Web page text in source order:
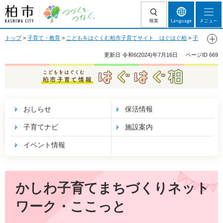
柏市 つづくを、
つなぐ。
検索 Language メニュー
トップ> 子育て・教育 > こどもをはぐくむ柏市子育てサイト はぐはぐ柏 > 子
子育てまちづくりネットワーク・ここっと更新日 令和6(2024)年7月16日 ページID 669
こどもをはぐくむ 柏市子育て情報 はぐはぐ
柏
おしらせ 保活情報
子育てナビ 施設案内
イベント情報
かしわ子育てまちづくりネット
ワーク・ここっと